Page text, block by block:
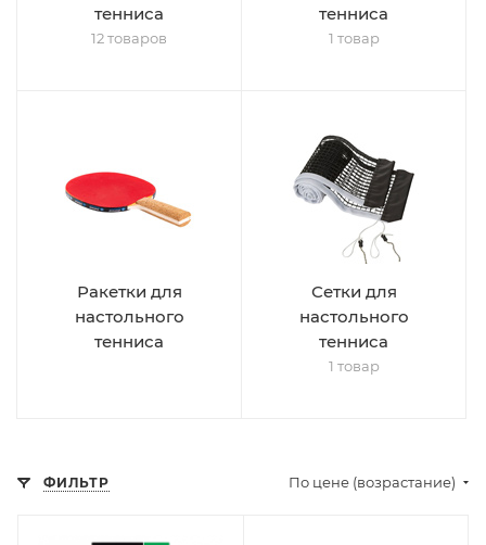
тенниса
12 товаров
тенниса
1 товар
Ракетки для
настольного
тенниса
Сетки для
настольного
тенниса
1 товар
ФИЛЬТР По цене (возрастание)